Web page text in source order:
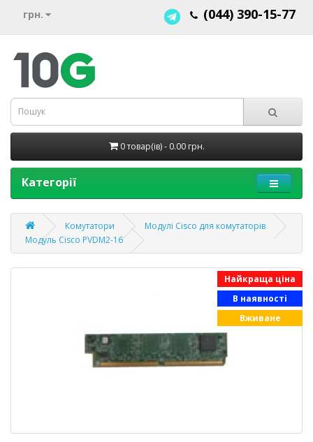
грн. (044) 390-15-77
0 товар(ів) - 0.00 грн.
Категорії
Комутатори
Модулі Cisco для комутаторів
Модуль Cisco PVDM2-16
Найкраща ціна
В наявності
Вживане